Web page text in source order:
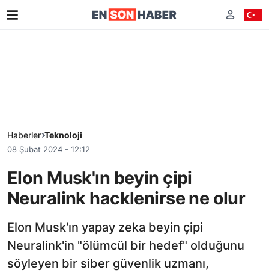
Haberler Teknoloji
08 Şubat 2024 - 12:12
Elon Musk'ın beyin çipi
Neuralink hacklenirse ne olur
Elon Musk'ın yapay zeka beyin çipi
Neuralink'in "ölümcül bir hedef" olduğunu
söyleyen bir siber güvenlik uzmanı,